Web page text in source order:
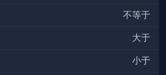
不等于
大于
小于